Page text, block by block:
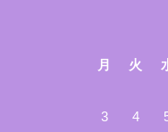
月
火
3
4